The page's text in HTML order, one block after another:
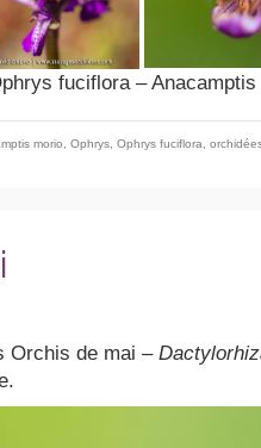
fuciflora – Anacamptis
morio ,Ophrys ,Ophrys fuciflora ,
Orchis de mai –